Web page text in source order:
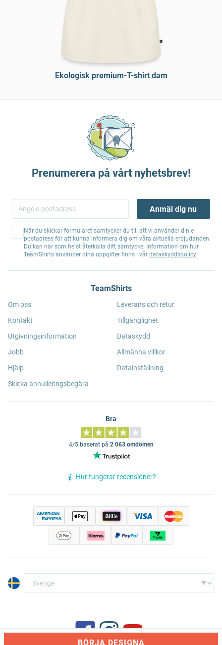
Ekologisk premium-T-shirt dam
BÖRJA DESIGNA
Prenumerera på vårt nyhetsbrev!
Anmäl dig nu
När du skickar formuläret samtycker du till att vi använder din e-
postadress för att kunna informera dig om våra aktuella erbjudanden.
Du kan när som helst återkalla ditt samtycke. Information om hur
TeamShirts använder dina uppgifter finns i vår dataskyddspolicy.
TeamShirts
Om oss
Kontakt
Utgivningsinformation
Jobb
Hjälp
Skicka annulleringsbegära
Leverans och retur
Tillgänglighet
Dataskydd
Allmänna villkor
Datainställning
Bra
4/5 baserat på 2 063 omdömen
Hur fungerar recensioner?